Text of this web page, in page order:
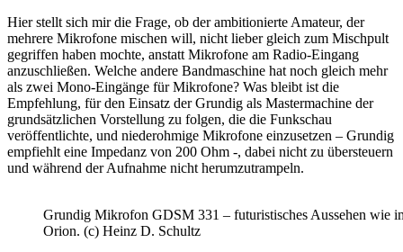
Hier stellt sich mir die Frage, ob der ambitionierte Amateur, der
mehrere Mikrofone mischen will, nicht lieber gleich zum Mischpult
gegriffen haben mochte, anstatt Mikrofone am Radio-Eingang
anzuschließen. Welche andere Bandmaschine hat noch gleich mehr
als zwei Mono-Eingänge für Mikrofone? Was bleibt ist die
Empfehlung, für den Einsatz der Grundig als Mastermachine der
grundsätzlichen Vorstellung zu folgen, die die Funkschau
veröffentlichte, und niederohmige Mikrofone einzusetzen – Grundig
empfiehlt eine Impedanz von 200 Ohm -, dabei nicht zu übersteuern
und während der Aufnahme nicht herumzutrampeln.
Grundig Mikrofon GDSM 331 – futuristisches Aussehen wie
Orion. (c) Heinz D. Schultz